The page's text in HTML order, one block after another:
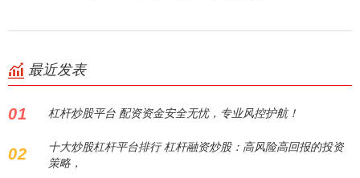
最近发表
01 杠杆炒股平台 配资资金安全无忧，专业风控护航！
02
十大炒股杠杆平台排行 杠杆融资炒股：高风险高回报的投资
策略，